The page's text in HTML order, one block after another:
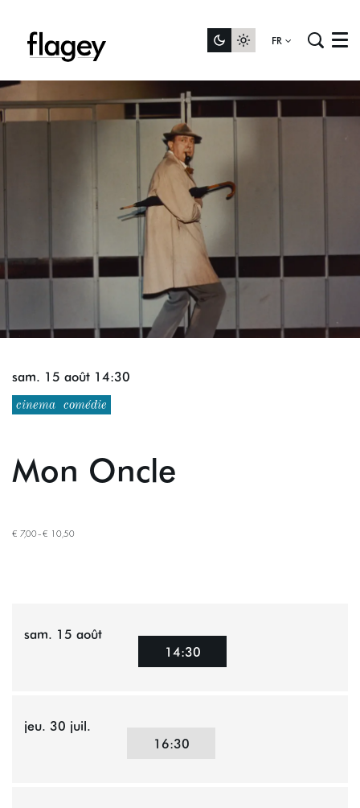
FR Menu
cinema comédie
Mon Oncle
sam. 15 août 14:30
€ 7,00–€ 10,50
sam. 15 août
14:30
jeu. 30 juil.
16:30